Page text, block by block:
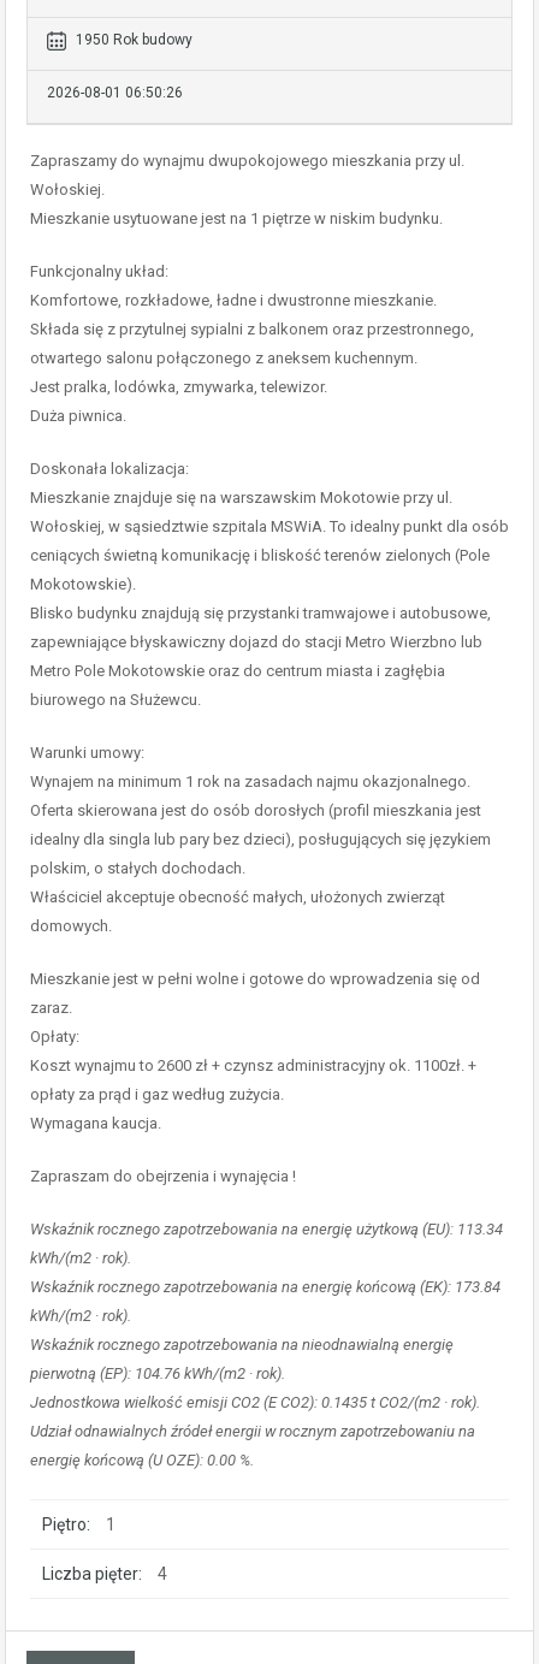
1950 Rok budowy
2026-08-01 06:50:26
Zapraszamy do wynajmu dwupokojowego mieszkania przy ul.
Wołoskiej.
Mieszkanie usytuowane jest na 1 piętrze w niskim budynku.
Funkcjonalny układ:
Komfortowe, rozkładowe, ładne i dwustronne mieszkanie.
Składa się z przytulnej sypialni z balkonem oraz przestronnego,
otwartego salonu połączonego z aneksem kuchennym.
Jest pralka, lodówka, zmywarka, telewizor.
Duża piwnica.
Doskonała lokalizacja:
Mieszkanie znajduje się na warszawskim Mokotowie przy ul.
Wołoskiej, w sąsiedztwie szpitala MSWiA. To idealny punkt dla osób
ceniących świetną komunikację i bliskość terenów zielonych (Pole
Mokotowskie).
Blisko budynku znajdują się przystanki tramwajowe i autobusowe,
zapewniające błyskawiczny dojazd do stacji Metro Wierzbno lub
Metro Pole Mokotowskie oraz do centrum miasta i zagłębia
biurowego na Służewcu.
Warunki umowy:
Wynajem na minimum 1 rok na zasadach najmu okazjonalnego.
Oferta skierowana jest do osób dorosłych (profil mieszkania jest
idealny dla singla lub pary bez dzieci), posługujących się językiem
polskim, o stałych dochodach.
Właściciel akceptuje obecność małych, ułożonych zwierząt
domowych.
Mieszkanie jest w pełni wolne i gotowe do wprowadzenia się od
zaraz.
Opłaty:
Koszt wynajmu to 2600 zł + czynsz administracyjny ok. 1100zł. +
opłaty za prąd i gaz według zużycia.
Wymagana kaucja.
Zapraszam do obejrzenia i wynajęcia !
Wskaźnik rocznego zapotrzebowania na energię użytkową (EU): 113.34
kWh/(m2 · rok).
Wskaźnik rocznego zapotrzebowania na energię końcową (EK): 173.84
kWh/(m2 · rok).
Wskaźnik rocznego zapotrzebowania na nieodnawialną energię
pierwotną (EP): 104.76 kWh/(m2 · rok).
Jednostkowa wielkość emisji CO2 (E CO2): 0.1435 t CO2/(m2 · rok).
Udział odnawialnych źródeł energii w rocznym zapotrzebowaniu na
energię końcową (U OZE): 0.00 %.
Piętro: 1
Liczba pięter: 4